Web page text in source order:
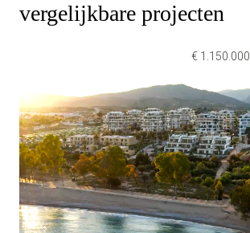
vergelijkbare projecten
€ 1.150.000